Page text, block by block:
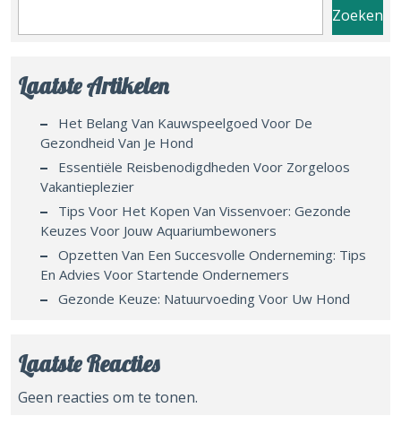
Zoeken
Laatste Artikelen
Het Belang Van Kauwspeelgoed Voor De
Gezondheid Van Je Hond
Essentiële Reisbenodigdheden Voor Zorgeloos
Vakantieplezier
Tips Voor Het Kopen Van Vissenvoer: Gezonde
Keuzes Voor Jouw Aquariumbewoners
Opzetten Van Een Succesvolle Onderneming: Tips
En Advies Voor Startende Ondernemers
Gezonde Keuze: Natuurvoeding Voor Uw Hond
Laatste Reacties
Geen reacties om te tonen.